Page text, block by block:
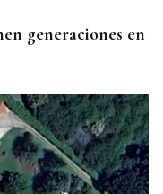
generaciones en